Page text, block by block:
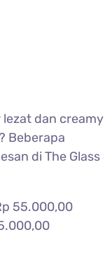
dan creamy
Beberapa
di The Glass
55.000,00